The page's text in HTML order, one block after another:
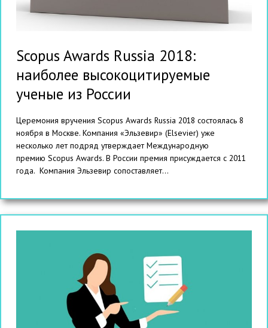
Scopus Awards Russia 2018:
наиболее высокоцитируемые
ученые из России
Церемония вручения Scopus Awards Russia 2018 состоялась 8
ноября в Москве. Компания «Эльзевир» (Elsevier) уже
несколько лет подряд утверждает Международную
премию Scopus Awards. В России премия присуждается с 2011
года. Компания Эльзевир сопоставляет...